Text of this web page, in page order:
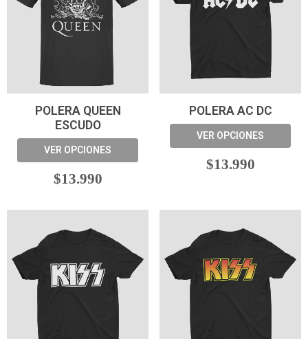
POLERA QUEEN
ESCUDO
VER OPCIONES
$13.990
POLERA AC DC
VER OPCIONES
$13.990